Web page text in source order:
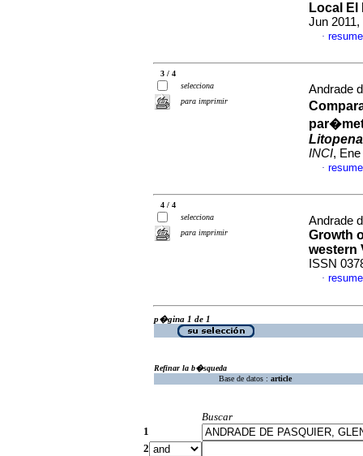
Local El
Jun
·
3 / 4
selecciona
para imprimir
Andrade
INCI,
·
4 / 4
selecciona
para imprimir
Andrade
Growth
western
ISSN
·
p�gina 1 de 1
Refinar la b�squeda
Base de datos : article
Buscar
1
2